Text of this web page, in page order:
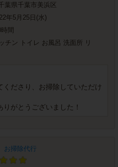
葉県千葉市美浜区
年5月25日(水)
間
チン トイレ お風呂 洗面所 リ
ださり、お掃除していただけ
がとうございました！
お掃除代行